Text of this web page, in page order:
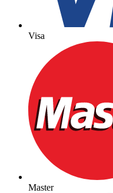
Visa
Master